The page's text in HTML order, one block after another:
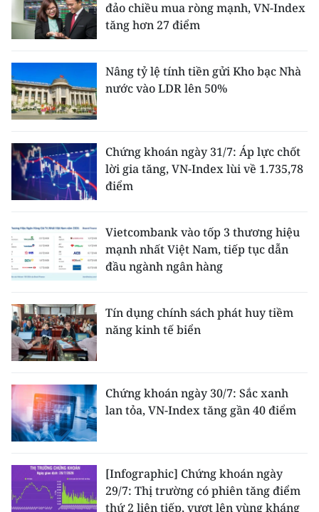
đảo chiều mua ròng mạnh, VN-Index
tăng hơn 27 điểm
Nâng tỷ lệ tính tiền gửi Kho bạc Nhà
nước vào LDR lên 50%
Chứng khoán ngày 31/7: Áp lực chốt
lời gia tăng, VN-Index lùi về 1.735,78
điểm
Vietcombank vào tốp 3 thương hiệu
mạnh nhất Việt Nam, tiếp tục dẫn
đầu ngành ngân hàng
Tín dụng chính sách phát huy tiềm
năng kinh tế biển
Chứng khoán ngày 30/7: Sắc xanh
lan tỏa, VN-Index tăng gần 40 điểm
[Infographic] Chứng khoán ngày
29/7: Thị trường có phiên tăng điểm
thứ 2 liên tiếp, vượt lên vùng kháng